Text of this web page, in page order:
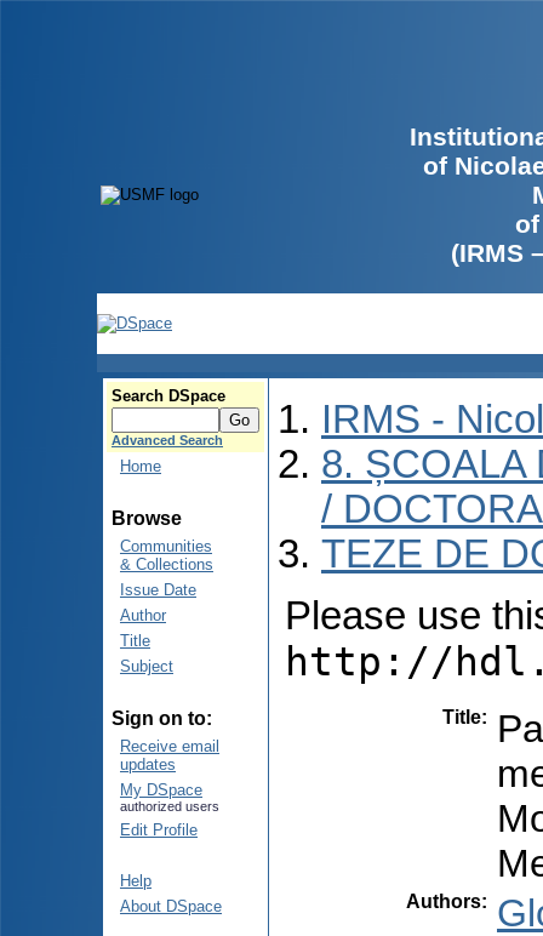
of
(IRMS
Search DSpace
Advanced Search
Home
Browse
Communities
& Collections
Issue Date
Author
Title
Subject
Sign on to:
Receive email
updates
My DSpace
authorized users
Edit Profile
Help
About DSpace
IRMS -
8. ȘCOALA
/
TEZE DE
Please use
http://
Title:
Authors: